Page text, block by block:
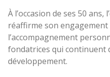
À l’occasion de ses 50
réaffirme son
l’accompagnement
fondatrices qui continuent
développement.